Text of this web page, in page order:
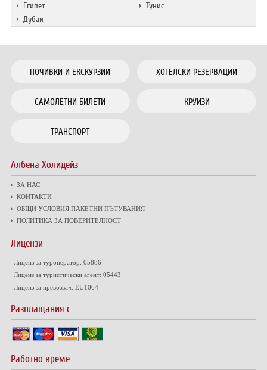
Египет
Тунис
Дубай
ПОЧИВКИ И ЕКСКУРЗИИ ХОТЕЛСКИ РЕЗЕРВАЦИИ
САМОЛЕТНИ БИЛЕТИ КРУИЗИ
ТРАНСПОРТ
Албена Холидейз
ЗА НАС
КОНТАКТИ
ОБЩИ УСЛОВИЯ ПАКЕТНИ ПЪТУВАНИЯ
ПОЛИТИКА ЗА ПОВЕРИТЕЛНОСТ
Лицензи
Лиценз за туроператор: 05886
Лиценз за туристически агент: 05443
Лиценз за превозвач: EU1064
Разплащания с
Работно време